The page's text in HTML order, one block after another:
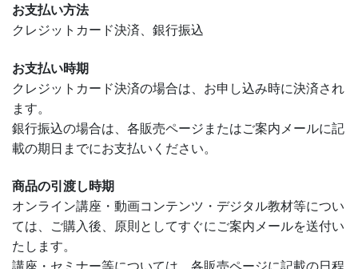
お支払い方法
クレジットカード決済、銀行振込
お支払い時期
クレジットカード決済の場合は、お申し込み時に決済され
ます。
銀行振込の場合は、各販売ページまたはご案内メールに記
載の期日までにお支払いください。
商品の引渡し時期
オンライン講座・動画コンテンツ・デジタル教材等につい
ては、ご購入後、原則としてすぐにご案内メールを送付い
たします。
講座・セミナー等については、各販売ページに記載の日程